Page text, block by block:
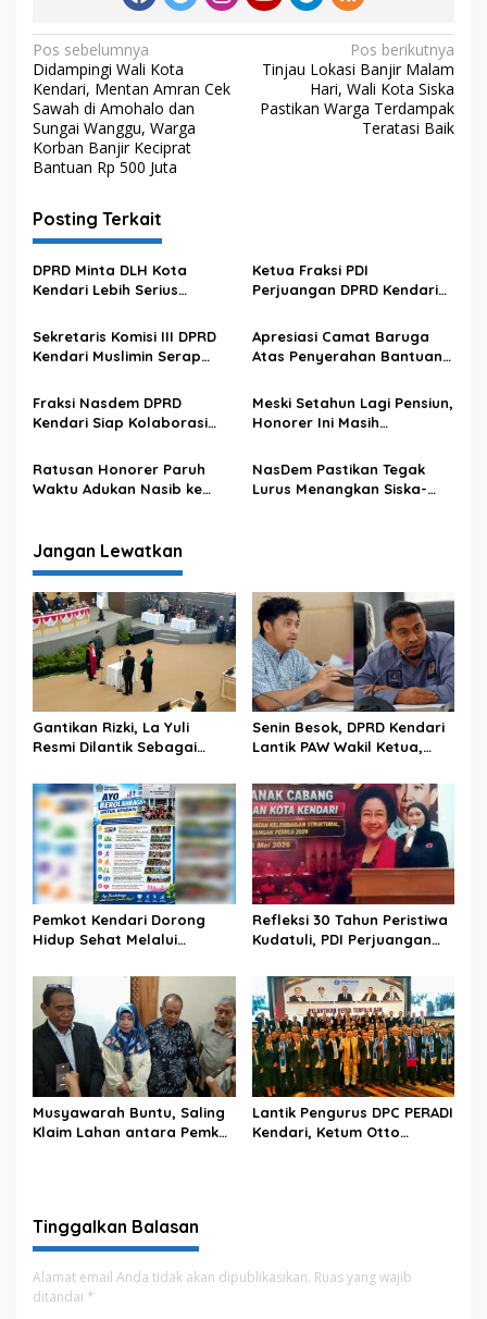
N
a
v
i
g
a
s
i
p
o
s
Pos sebelumnya
Didampingi Wali Kota
Kendari, Mentan Amran Cek
Sawah di Amohalo dan
Sungai Wanggu, Warga
Korban Banjir Keciprat
Bantuan Rp 500 Juta
Pos berikutnya
Tinjau Lokasi Banjir Malam
Hari, Wali Kota Siska
Pastikan Warga Terdampak
Teratasi Baik
Posting Terkait
DPRD Minta DLH Kota
Kendari Lebih Serius
Masih Berserakan di Pinggir
Jalan
Ketua Fraksi PDI
Perjuangan DPRD Kendari
Aspirasi Warga Anawai
Sekretaris Komisi III DPRD
Kendari Muslimin Serap
Regency, Jalan hingga Air
Bersih jadi Prioritas
Apresiasi Camat Baruga
Atas Penyerahan Bantuan
Pemkot Kendari
Fraksi Nasdem DPRD
Kendari Siap Kolaborasi
Bangun Kota Lulo
Meski Setahun Lagi Pensiun,
Honorer Ini Masih
PPPK Penuh Waktu
Ratusan Honorer Paruh
Waktu Adukan Nasib ke
NasDem Pastikan Tegak
Lurus Menangkan Siska-
Jangan Lewatkan
Gantikan Rizki, La Yuli
Resmi Dilantik Sebagai
Kendari
Senin Besok, DPRD Kendari
Lantik PAW Wakil Ketua,
Melenggang
Pemkot Kendari Dorong
Hidup Sehat Melalui
Warga
Refleksi 30 Tahun Peristiwa
Kudatuli, PDI Perjuangan
Diskusi Kebangsaan
Musyawarah Buntu, Saling
Klaim Lahan antara Pemkot
Lantik Pengurus DPC PERADI
Kendari, Ketum Otto
Tinggalkan Balasan
Alamat email Anda tidak akan dipublikasikan. Ruas yang wajib
ditandai *